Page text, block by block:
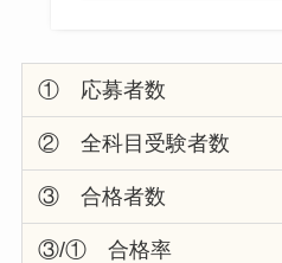
① 応募者数
② 全科目受験者数
③ 合格者数
③/① 合格率